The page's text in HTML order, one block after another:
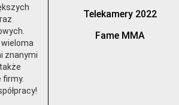
wieloma
znanymi
firmy.
Telekamery 2022
Fame MMA